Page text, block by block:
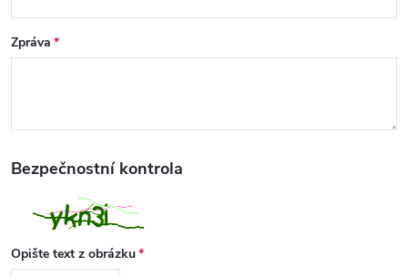
Zpráva
Bezpečnostní kontrola
Opište text z obrázku